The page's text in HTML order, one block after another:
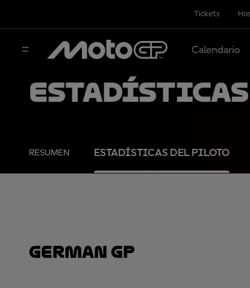
Tickets
Calendario
RESUMEN ESTADÍSTICAS DEL PILOTO
GERMAN GP